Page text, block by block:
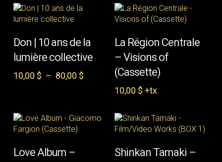
OPTIONS
produit
a
plusieurs
variations.
être
choisies
la
Don | 10 ans de la
lumière collective
10,00 $ – 80,00 $Plage
à
La Région Centrale
– Visions of
(Cassette)
10,00 $ +tx
Love Album –
LECTURE
Shinkan Tamaki –